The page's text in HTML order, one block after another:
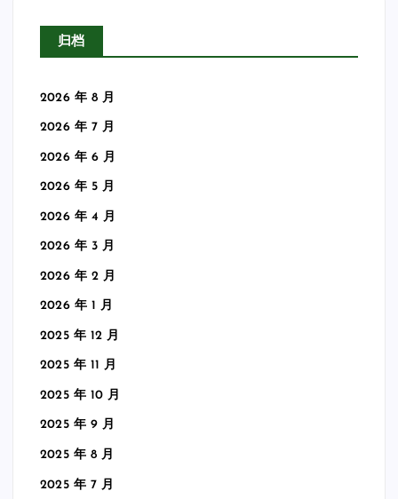
归档
2026 年 8 月
2026 年 7 月
2026 年 6 月
2026 年 5 月
2026 年 4 月
2026 年 3 月
2026 年 2 月
2026 年 1 月
2025 年 12 月
2025 年 11 月
2025 年 10 月
2025 年 9 月
2025 年 8 月
2025 年 7 月